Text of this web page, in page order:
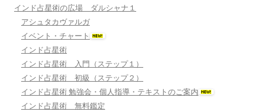
インド占星術の広場 ダルシャナ１
アシュタカヴァルガ
イベント・チャート
インド占星術
インド占星術 入門（ステップ１）
インド占星術 初級（ステップ２）
インド占星術 勉強会・個人指導・テキストのご案内
インド占星術 無料鑑定